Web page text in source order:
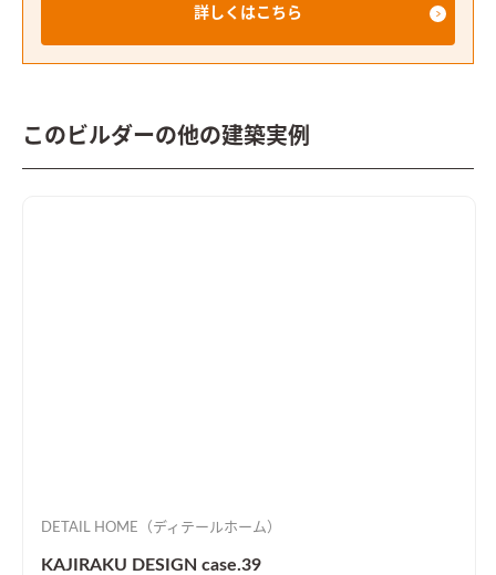
詳しくはこちら
このビルダーの他の建築実例
DETAIL HOME（ディテールホーム）
KAJIRAKU DESIGN case.39